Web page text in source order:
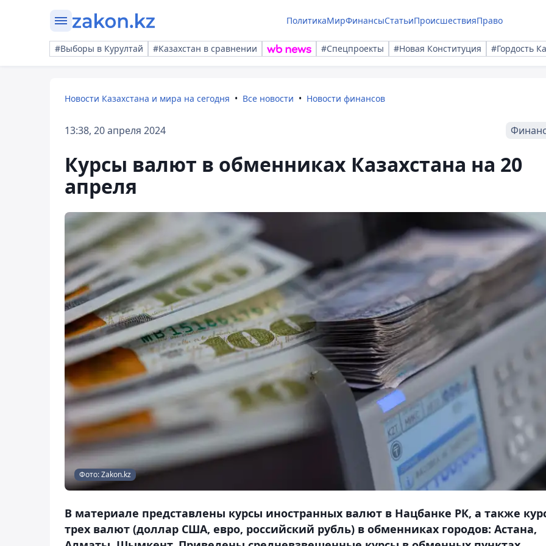
ПолитикаМирФинансыСтатьиПроисшествияПраво
#Выборы в Курултай #Казахстан в сравнении #Спецпроекты #Новая Конституция #Гордость
Новости Казахстана и мира на сегодня Все новости Новости финансов
13:38, 20 апреля 2024
Курсы валют в обменниках Казахстана на 20
апреля
Фото: Zakon.kz
В материале представлены курсы иностранных валют в Нацбанке РК, а также
трех валют (доллар США, евро, российский рубль) в обменниках городов: Астана,